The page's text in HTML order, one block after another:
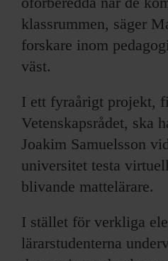
klassrummen, säger
forskare inom
väst.
I ett fyraårigt projekt,
Vetenskapsrådet, ska
Joakim Samuelsson
universitet testa
blivande mattelärare.
I stället för verkliga
lärarstudenterna